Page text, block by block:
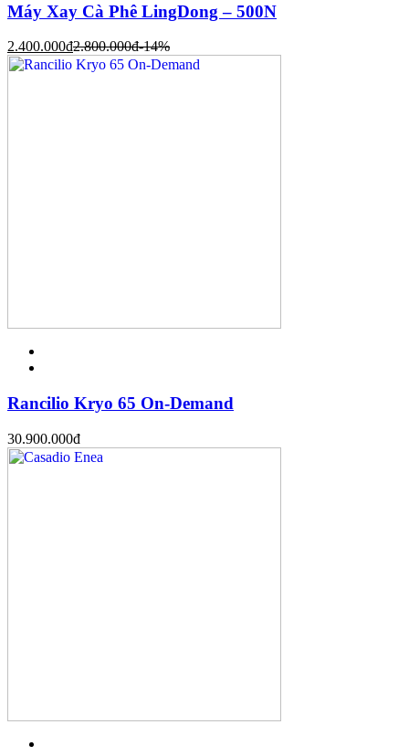
Máy Xay Cà Phê LingDong – 500N
2.400.000đ2.800.000đ-14%
Rancilio Kryo 65 On-Demand
30.900.000đ